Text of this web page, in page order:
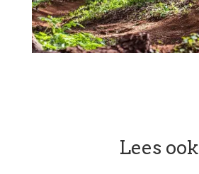
Lees ook